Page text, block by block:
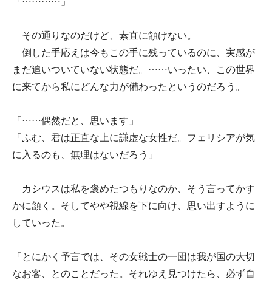
その通りなのだけど、素直に頷けない。
倒した手応えは今もこの手に残っているのに、実感が
まだ追いついていない状態だ。……いったい、この世界
に来てから私にどんな力が備わったというのだろう。
「……偶然だと、思います」
「ふむ、君は正直な上に謙虚な女性だ。フェリシアが気
に入るのも、無理はないだろう」
カシウスは私を褒めたつもりなのか、そう言ってかす
かに頷く。そしてやや視線を下に向け、思い出すように
していった。
「とにかく予言では、その女戦士の一団は我が国の大切
なお客、とのことだった。それゆえ見つけたら、必ず自